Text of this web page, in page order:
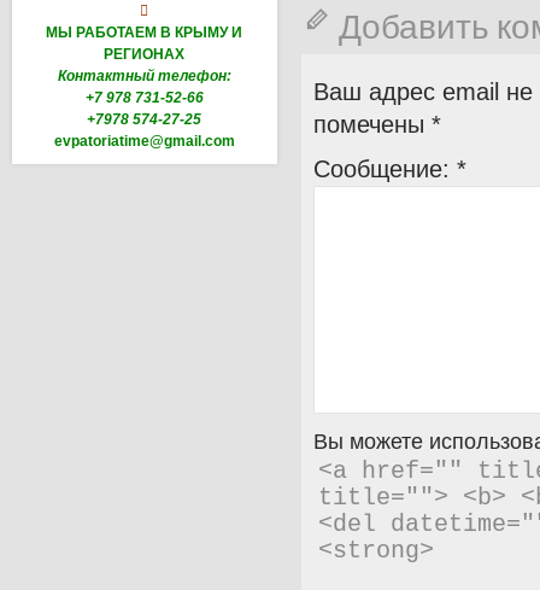

МЫ РАБОТАЕМ В КРЫМУ И
РЕГИОНАХ
Контактный телефон:
+7 978 731-52-66
+7978 574-27-25
evpatoriatime@gmail.com
Добавить
Ваш адрес email не
помечены *
Сообщение: *
Вы можете
<a href=""
title=""> <b>
<del
<strong>